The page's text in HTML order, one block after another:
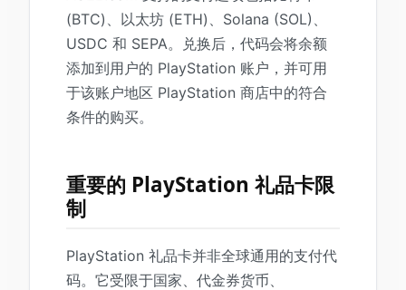
(BTC)、以太坊 (ETH)、Solana (SOL)、
USDC 和 SEPA。兑换后，代码会将余额
添加到用户的 PlayStation 账户，并可用
于该账户地区 PlayStation 商店中的符合
条件的购买。
重要的 PlayStation 礼品卡限
制
PlayStation 礼品卡并非全球通用的支付代
码。它受限于国家、代金券货币、